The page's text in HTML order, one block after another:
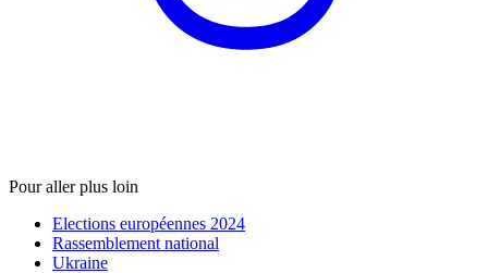
Pour aller plus loin
Elections européennes 2024
Rassemblement national
Ukraine